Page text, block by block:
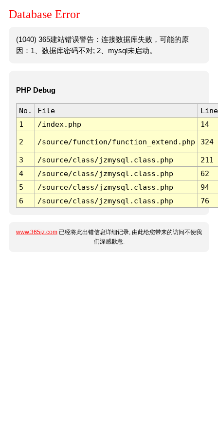
Database Error
(1040) 365建站错误警告：连接数据库失败，可能的原
因：1、数据库密码不对; 2、mysql未启动。
PHP Debug
No. File
Line
1
/index.php 14
2 /source/function/function_extend.php 324
3 /source/class/jzmysql.class.php
211
4
/source/class/jzmysql.class.php
62
5
/source/class/jzmysql.class.php
94
6
/source/class/jzmysql.class.php 76
www.365jz.com 已经将此出错信息详细记录, 由此给您带来的访问不便我
们深感歉意.